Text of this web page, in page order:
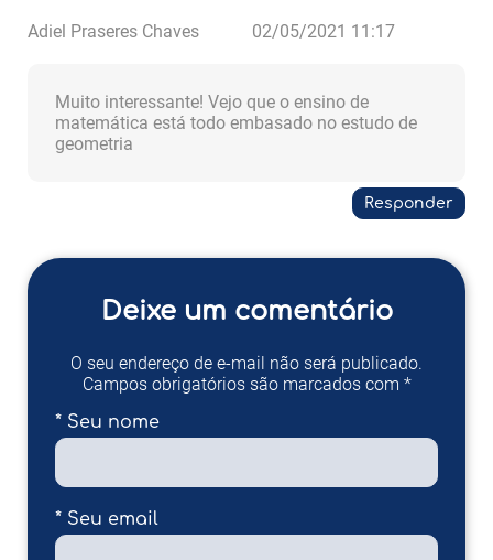
Adiel Praseres Chaves 02/05/2021 11:17
Muito interessante! Vejo que o ensino de
matemática está todo embasado no estudo de
geometria
Responder
Deixe um comentário
O seu endereço de e-mail não será publicado.
Campos obrigatórios são marcados com *
* Seu nome
* Seu email